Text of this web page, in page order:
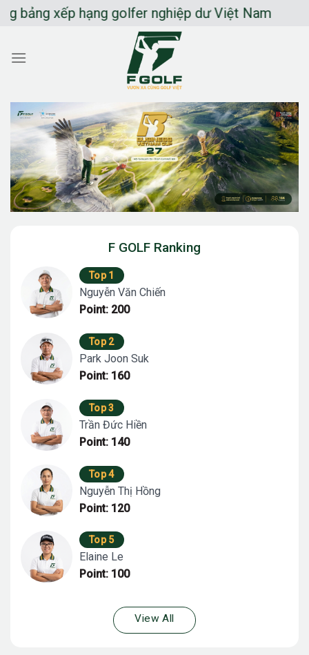
Chuyển
dung
xếp hạng golfer nghiệp dư Việt Nam
F GOLF Ranking
Top 1
Nguyễn Văn Chiến
Point: 200
Top 2
Park Joon Suk
Point: 160
Top 3
Trần Đức Hiền
Point: 140
Top 4
Nguyễn Thị Hồng
Point: 120
Top 5
Elaine Le
Point: 100
View All